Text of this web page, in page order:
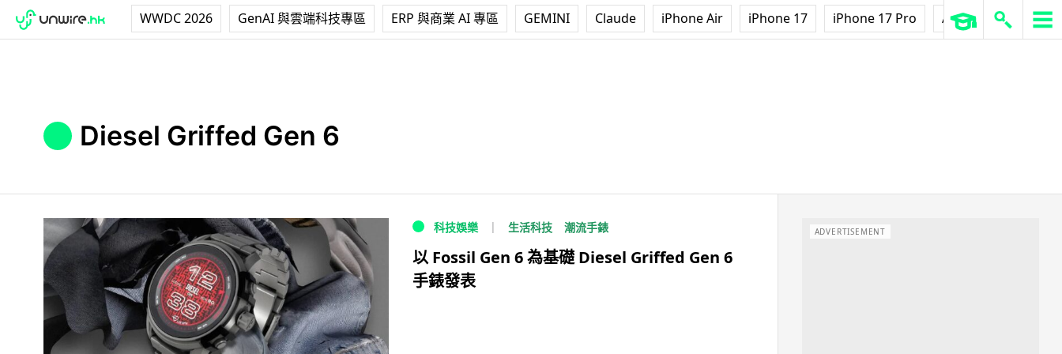
WWDC 2026 GenAI 與雲端科技專區 ERP 與商業 AI 專區 GEMINI Claude iPhone Air iPhone 17 iPhone 17 Pro AirPods Pro 3
Diesel Griffed Gen 6
科技娛樂 生活科技 潮流手錶
以 Fossil Gen 6 為基礎 Diesel Griffed Gen 6
手錶發表
ADVERTISEMENT